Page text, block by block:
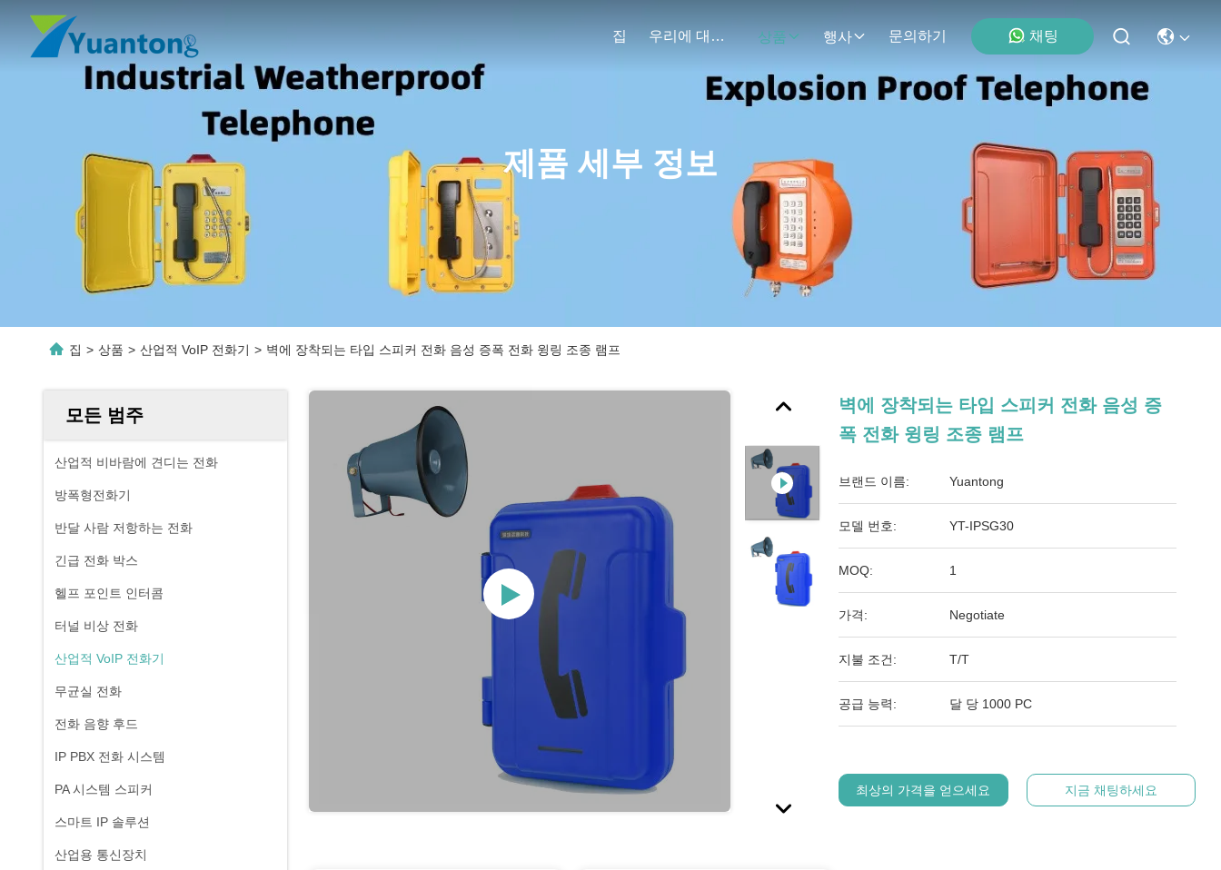
집 우리에 대하여 상품 행사 문의하기 채팅
제품 세부 정보
집 > 상품 > 산업적 VoIP 전화기 > 벽에 장착되는 타입 스피커 전화 음성 증폭 전화 윙링 조종 램프
모든 범주
산업적 비바람에 견디는 전화
방폭형전화기
반달 사람 저항하는 전화
긴급 전화 박스
헬프 포인트 인터콤
터널 비상 전화
산업적 VoIP 전화기
무균실 전화
전화 음향 후드
IP PBX 전화 시스템
PA 시스템 스피커
스마트 IP 솔루션
산업용 통신장치
벽에 장착되는 타입 스피커 전화 음성 증
폭 전화 윙링 조종 램프
브랜드 이름: Yuantong
모델 번호: YT-IPSG30
MOQ: 1
가격: Negotiate
지불 조건: T/T
공급 능력: 달 당 1000 PC
최상의 가격을 얻으세요 지금 채팅하세요